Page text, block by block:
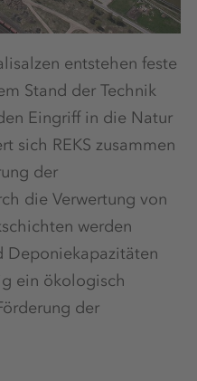
entstehen feste
Stand der Technik
Eingriff in die Natur
sich REKS zusammen
der
die Verwertung von
werden
Deponiekapazitäten
ein ökologisch
der